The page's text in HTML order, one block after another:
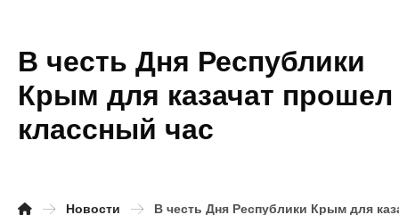
В честь Дня Республики
Крым для казачат прошел
классный час
Новости
В честь Дня Республики Крым для